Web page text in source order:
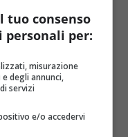
e cose da
consenso
per:
misurazione
degli annunci,
servizi
e/o accedervi